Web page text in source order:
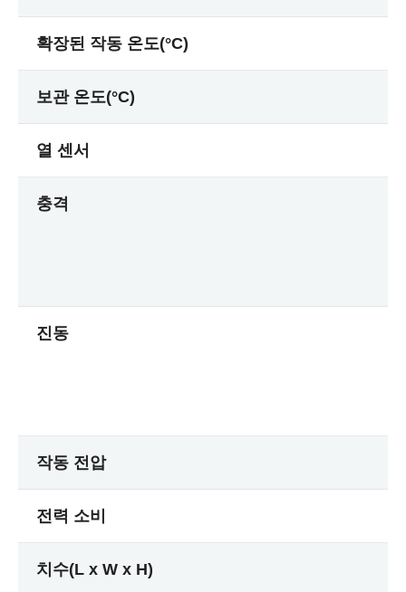
확장된 작동 온도(°C)
보관 온도(°C)
열 센서
충격
진동
작동 전압
전력 소비
치수(L x W x H)